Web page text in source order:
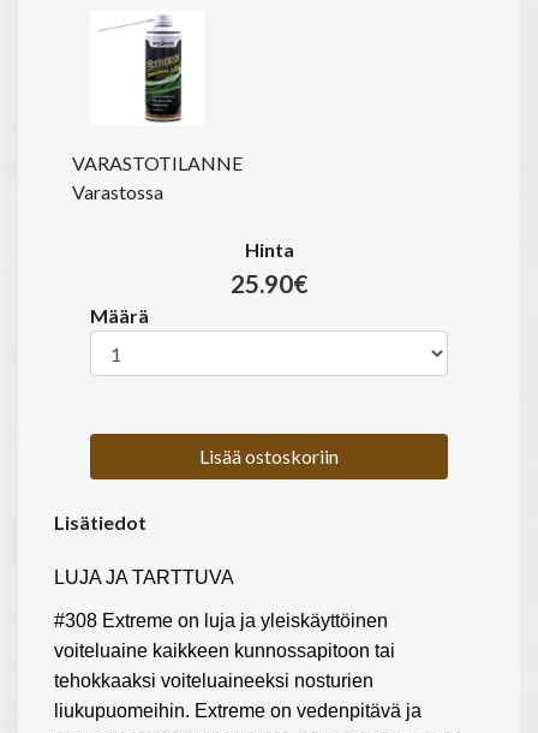
VARASTOTILANNE
Varastossa
Hinta
25.90€
Määrä
Lisää ostoskoriin
Lisätiedot
LUJA JA TARTTUVA
#308 Extreme on luja ja yleiskäyttöinen
voiteluaine kaikkeen kunnossapitoon tai
tehokkaaksi voiteluaineeksi nosturien
liukupuomeihin. Extreme on vedenpitävä ja